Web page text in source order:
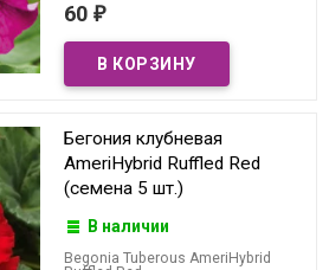
60 ₽
Бегония клубневая
AmeriHybrid Ruffled Red
(семена 5 шт.)
В наличии
Begonia Tuberous AmeriHybrid